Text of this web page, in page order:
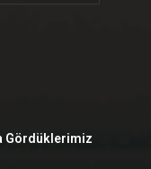
Gördüklerimiz